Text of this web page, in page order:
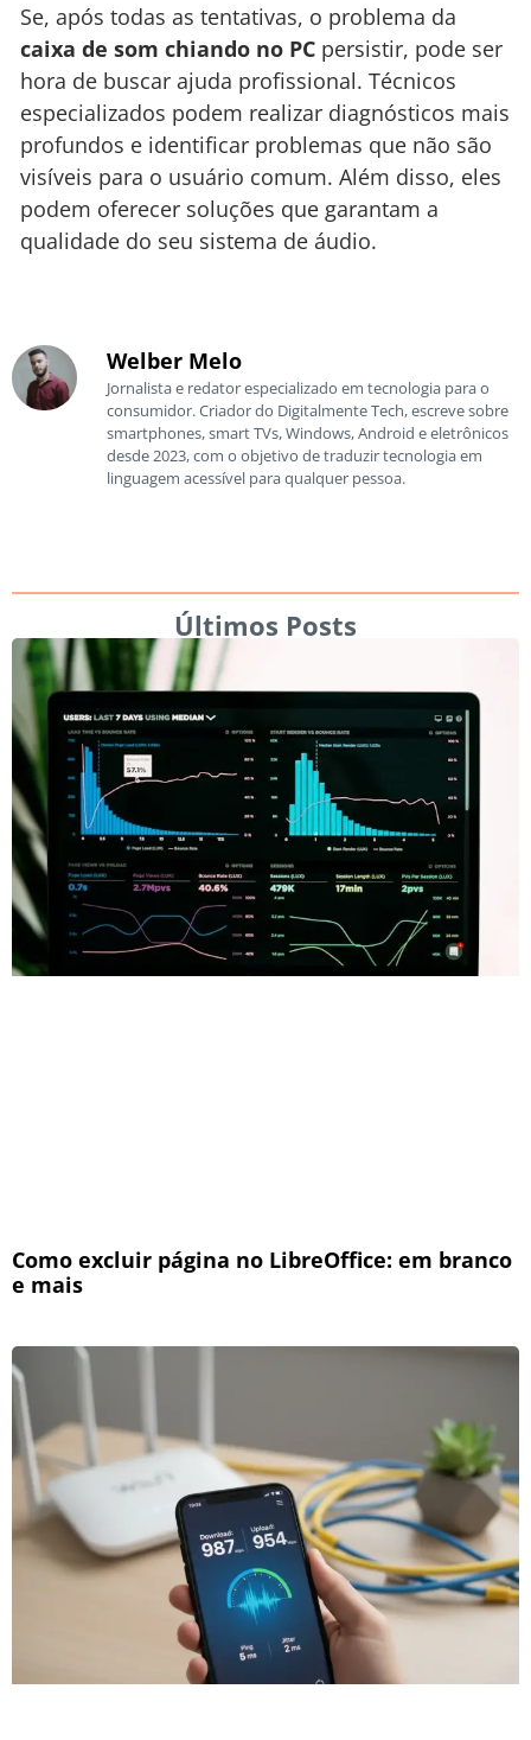
Se, após todas as tentativas, o problema da
caixa de som chiando no PC persistir, pode ser
hora de buscar ajuda profissional. Técnicos
especializados podem realizar diagnósticos mais
profundos e identificar problemas que não são
visíveis para o usuário comum. Além disso, eles
podem oferecer soluções que garantam a
qualidade do seu sistema de áudio.
Welber Melo
Jornalista e redator especializado em tecnologia para o
consumidor. Criador do Digitalmente Tech, escreve sobre
smartphones, smart TVs, Windows, Android e eletrônicos
desde 2023, com o objetivo de traduzir tecnologia em
linguagem acessível para qualquer pessoa.
Últimos Posts
Como excluir página no LibreOffice: em branco
e mais